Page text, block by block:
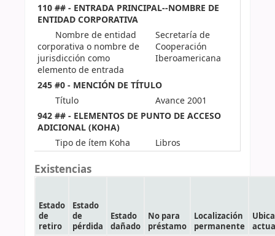
110 ## - ENTRADA PRINCIPAL--NOMBRE DE
ENTIDAD CORPORATIVA
Nombre de entidad
corporativa o nombre de
jurisdicción como
elemento de entrada
Secretaría de
Cooperación
Iberoamericana
245 #0 - MENCIÓN DE TÍTULO
Título
Avance 2001
942 ## - ELEMENTOS DE PUNTO DE ACCESO
ADICIONAL (KOHA)
Tipo de ítem Koha
Libros
Existencias
Estado
de
retiro
Estado
de
pérdida
Estado
dañado
No para
préstamo
Localización
permanente